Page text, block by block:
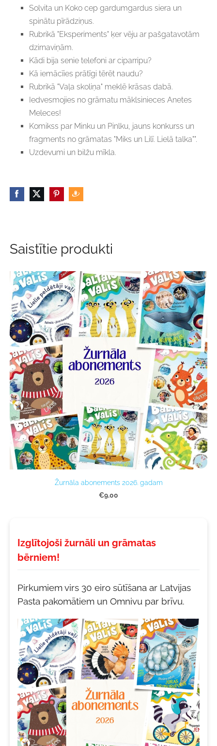
Izglītojoši žurnāli un grāmatas
bērniem!
Pirkumiem virs 30 eiro sūtīšana ar Latvijas
Pasta pakomātiem un Omnivu par brīvu.
Solvita un Koko cep gardumgardus siera un
spinātu pīrādziņus.
Rubrikā "Eksperiments" ķer vēju ar pašgatavotām
dzirnaviņām.
Kādi bija senie telefoni ar ciparripu?
Kā iemācīies prātīgi tērēt naudu?
Rubrikā "Vaļa skoliņa" meklē krāsas dabā.
Iedvesmojies no grāmatu māklsinieces Anetes
Meleces!
Komikss par Minku un Pinlku, jauns konkurss un
fragments no grāmatas "Miks un Lilī. Lielā talka"".
Uzdevumi un bilžu mīkla.
Saistītie produkti
Žurnāla abonements 2026. gadam
€9.00